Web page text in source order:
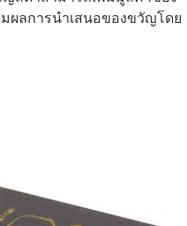
ผลการนําเสนอของขวัญโดย